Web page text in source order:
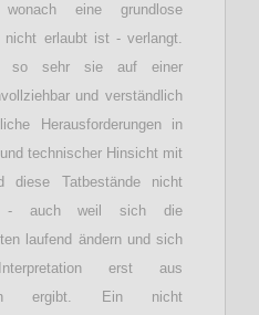
eine grundlose
nicht erlaubt ist - verlangt.
- so sehr sie auf einer
und verständlich
Herausforderungen in
technischer Hinsicht mit
Tatbestände nicht
- auch weil sich die
laufend ändern und sich
erst aus
ergibt. Ein nicht